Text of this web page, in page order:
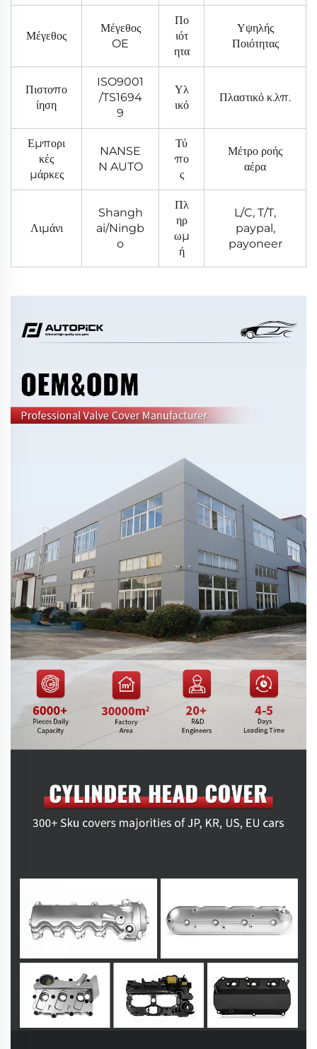
Μέγεθος
Μέγεθος
OE
Πο
ιότ
ητα
Υψηλής
Ποιότητας
Πιστοπο
ίηση
ISO9001
/TS1694
9
Υλ
ικό
Πλαστικό κ.λπ.
Εμπορι
κές
μάρκες
NANSE
N AUTO
Τύ
πο
ς
Μέτρο ροής
αέρα
Λιμάνι
Shangh
ai/Ningb
o
Πλ
ηρ
ωμ
ή
L/C, T/T,
paypal,
payoneer